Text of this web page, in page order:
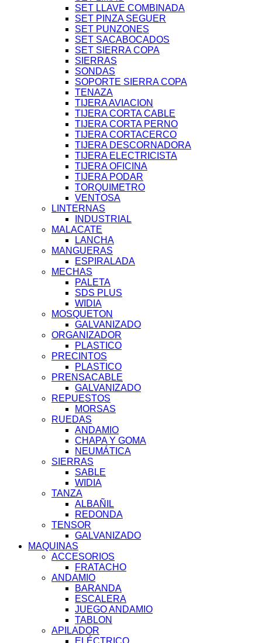
SET LLAVE COMBINADA
SET PINZA SEGUER
SET PUNZONES
SET SACABOCADOS
SET SIERRA COPA
SIERRAS
SONDAS
SOPORTE SIERRA COPA
TENAZA
TIJERA AVIACION
TIJERA CORTA CABLE
TIJERA CORTA PERNO
TIJERA CORTACERCO
TIJERA DESCORNADORA
TIJERA ELECTRICISTA
TIJERA OFICINA
TIJERA PODAR
TORQUIMETRO
VENTOSA
LINTERNAS
INDUSTRIAL
MALACATE
LANCHA
MANGUERAS
ESPIRALADA
MECHAS
PALETA
SDS PLUS
WIDIA
MOSQUETON
GALVANIZADO
ORGANIZADOR
PLASTICO
PRECINTOS
PLASTICO
PRENSACABLE
GALVANIZADO
REPUESTOS
MORSAS
RUEDAS
ANDAMIO
CHAPA Y GOMA
NEUMÁTICA
SIERRAS
SABLE
WIDIA
TANZA
ALBAÑIL
REDONDA
TENSOR
GALVANIZADO
MAQUINAS
ACCESORIOS
FRATACHO
ANDAMIO
BARANDA
ESCALERA
JUEGO ANDAMIO
TABLON
APILADOR
ELÉCTRICO